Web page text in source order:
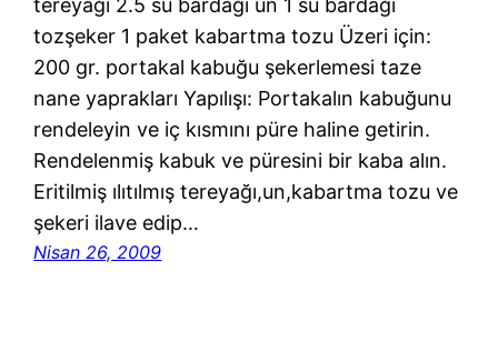
tereyağı 2.5 su bardağı un 1 su bardağı
tozşeker 1 paket kabartma tozu Üzeri için:
200 gr. portakal kabuğu şekerlemesi taze
nane yaprakları Yapılışı: Portakalın kabuğunu
rendeleyin ve iç kısmını püre haline getirin.
Rendelenmiş kabuk ve püresini bir kaba alın.
Eritilmiş ılıtılmış tereyağı,un,kabartma tozu ve
şekeri ilave edip…
Nisan 26, 2009